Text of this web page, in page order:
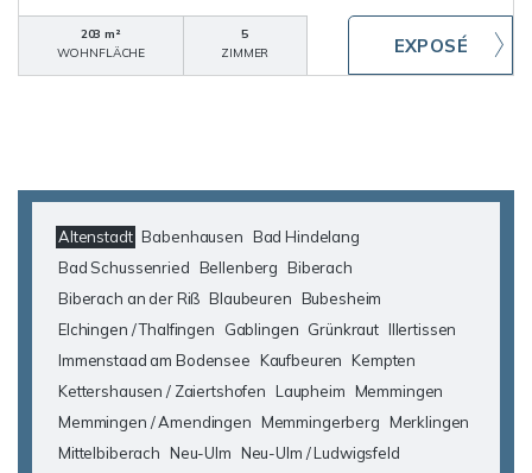
203 m²
WOHNFLÄCHE
5
ZIMMER
Altenstadt Babenhausen Bad Hindelang
Bad Schussenried Bellenberg Biberach
Biberach an der Riß Blaubeuren Bubesheim
Elchingen / Thalfingen
Gablingen Grünkraut Illertissen
Immenstaad am Bodensee Kaufbeuren Kempten
Kettershausen / Zaiertshofen Laupheim Memmingen
Memmingen / Amendingen Memmingerberg Merklingen
Mittelbiberach Neu-Ulm Neu-Ulm / Ludwigsfeld